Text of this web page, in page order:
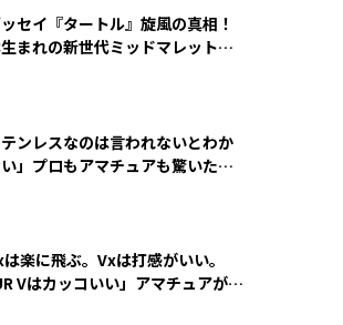
セイ『タートル』旋風の真相！
まれの新世代ミッドマレットが
テンレスなのは言われないとわか
」プロもアマチュアも驚いた
は楽に飛ぶ。Vxは打感がいい。
Vはカッコいい」アマチュアが選